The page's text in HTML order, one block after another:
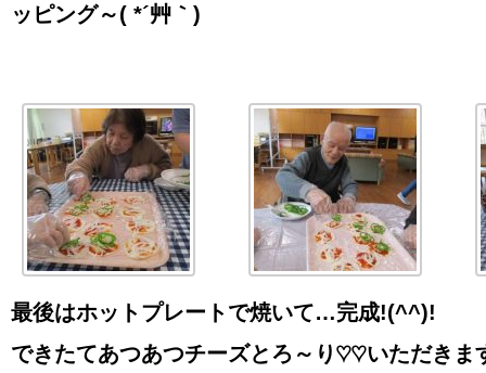
ッピング～( *´艸｀ )
最後はホットプレートで焼いて…完成!(^^)!
できたてあつあつチーズとろ～り♡♡いただきま